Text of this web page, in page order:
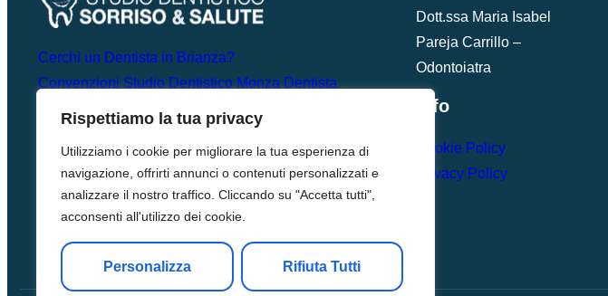
Rispettiamo la tua privacy
Utilizziamo i cookie per migliorare la tua esperienza di
navigazione, offrirti annunci o contenuti personalizzati e
analizzare il nostro traffico. Cliccando su "Accetta tutti",
acconsenti all'utilizzo dei cookie.
Personalizza Rifiuta Tutti
Cerchi un Dentista in Brianza?
Convenzioni Studio Dentistico Monza Dentista
Dott.ssa Maria Isabel
Pareja Carrillo –
Odontoiatra
Info
Cookie Policy
Privacy Policy